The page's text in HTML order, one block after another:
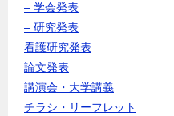
– 学会発表
– 研究発表
看護研究発表
論文発表
講演会・大学講義
チラシ・リーフレット